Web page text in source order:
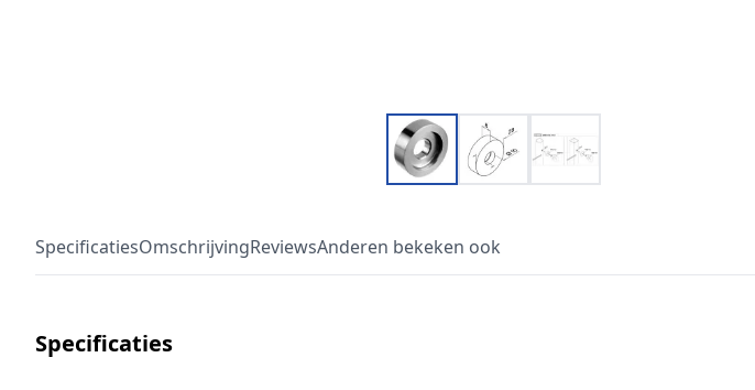
SpecificatiesOmschrijvingReviewsAnderen bekeken ook
Specificaties